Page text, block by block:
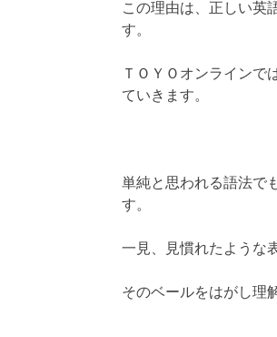
この理由は、正しい英
す。
ＴＯＹＯオンラインで
ていきます。
単純と思われる語法で
す。
一見、見慣れたような
そのベールをはがし理